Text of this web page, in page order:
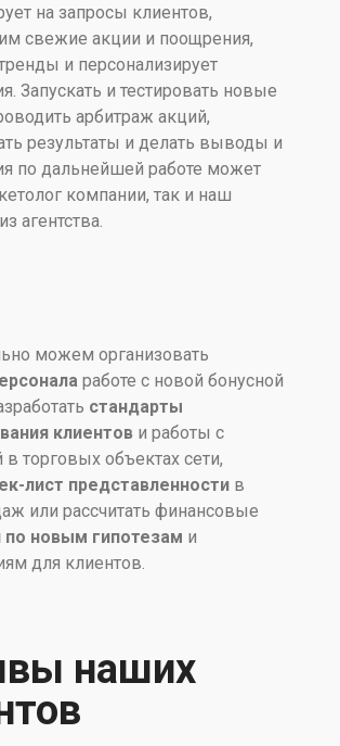
на запросы клиентов,
свежие акции и поощрения,
и персонализирует
Запускать и тестировать новые
арбитраж акций,
результаты и делать выводы и
по дальнейшей работе может
компании, так и наш
агентства.
можем организовать
работе с новой бонусной
стандарты
клиентов и работы с
торговых объектах сети,
лист представленности в
или рассчитать финансовые
по новым гипотезам и
для клиентов.
наших